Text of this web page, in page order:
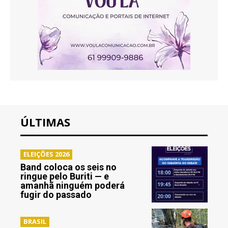
ÚLTIMAS
ELEIÇÕES 2026
Band coloca os seis no
ringue pelo Buriti — e
amanhã ninguém poderá
fugir do passado
BRASIL